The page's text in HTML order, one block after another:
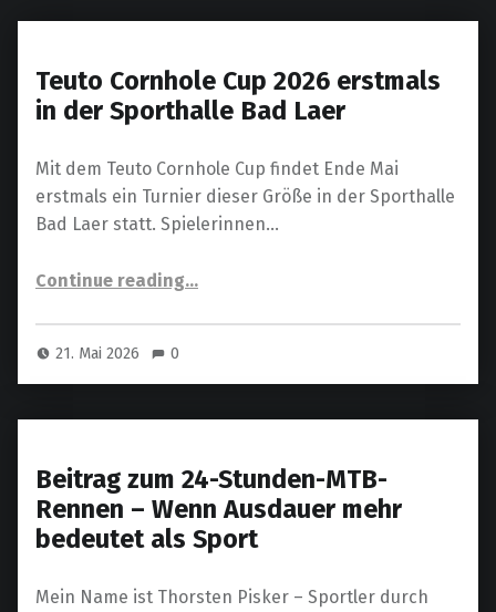
Teuto Cornhole Cup 2026 erstmals
in der Sporthalle Bad Laer
Mit dem Teuto Cornhole Cup findet Ende Mai
erstmals ein Turnier dieser Größe in der Sporthalle
Bad Laer statt. Spielerinnen…
Continue reading“Teuto Cornhole Cup 2026 erstmals in der Sporthalle Bad Laer”
…
21. Mai 2026 0
Beitrag zum 24-Stunden-MTB-
Rennen – Wenn Ausdauer mehr
bedeutet als Sport
Mein Name ist Thorsten Pisker – Sportler durch